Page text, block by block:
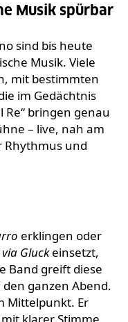
Musik spürbar
sind bis heute
Musik. Viele
mit bestimmten
im Gedächtnis
Re“ bringen genau
– live, nah am
Rhythmus und
erklingen oder
Gluckeinsetzt,
Band greift diese
ganzen Abend.
Mittelpunkt. Er
klarer Stimme